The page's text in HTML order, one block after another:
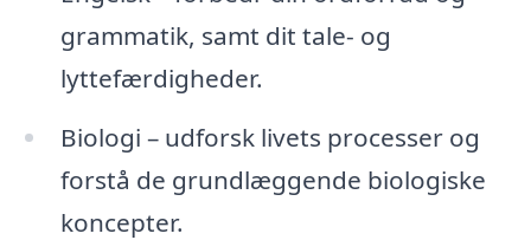
grammatik, samt dit tale- og
lyttefærdigheder.
Biologi – udforsk livets processer og
forstå de grundlæggende biologiske
koncepter.